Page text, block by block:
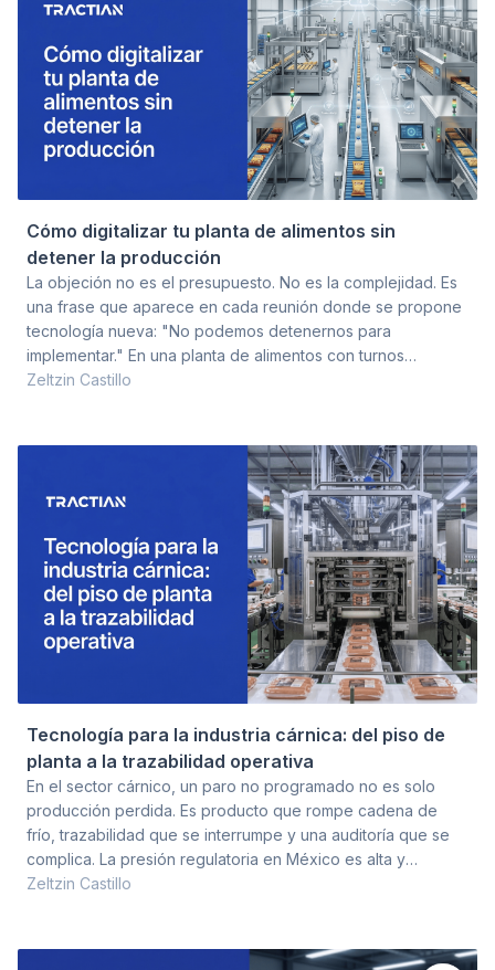
Cómo digitalizar tu planta de alimentos sin
detener la producción
La objeción no es el presupuesto. No es la complejidad. Es
una frase que aparece en cada reunión donde se propone
tecnología nueva: "No podemos detenernos para
implementar." En una planta de alimentos con turnos
continuos, cadena de frío activa y metas de producción por
integración con TI. Esa percepción frena más proyectos
que cualquier limitación técnica real. Y no es una
percepción i
Zeltzin Castillo
Tecnología para la industria cárnica: del piso de
planta a la trazabilidad operativa
En el sector cárnico, un paro no programado no es solo
producción perdida. Es producto que rompe cadena de
frío, trazabilidad que se interrumpe y una auditoría que se
complica. La presión regulatoria en México es alta y
creciente. NOM-194, NOM-213, verificaciones SENASICA,
documentación, pero pocas cumplen desde la operación.
Zeltzin Castillo